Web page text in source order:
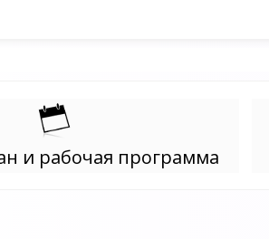
и рабочая программа